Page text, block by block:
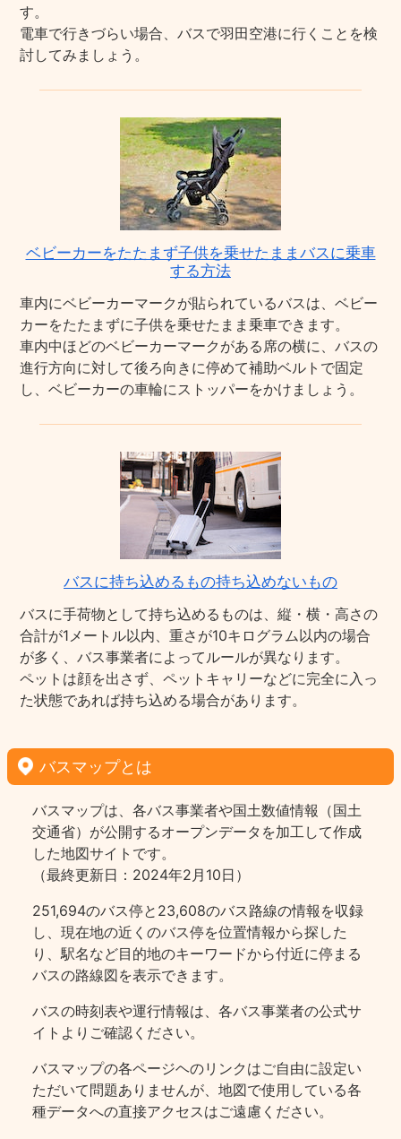
す。
電車で行きづらい場合、バスで羽田空港に行くことを検
討してみましょう。
ベビーカーをたたまず子供を乗せたままバスに乗車
する方法
車内にベビーカーマークが貼られているバスは、ベビー
カーをたたまずに子供を乗せたまま乗車できます。
車内中ほどのベビーカーマークがある席の横に、バスの
進行方向に対して後ろ向きに停めて補助ベルトで固定
し、ベビーカーの車輪にストッパーをかけましょう。
バスに持ち込めるもの持ち込めないもの
バスに手荷物として持ち込めるものは、縦・横・高さの
合計が1メートル以内、重さが10キログラム以内の場合
が多く、バス事業者によってルールが異なります。
ペットは顔を出さず、ペットキャリーなどに完全に入っ
た状態であれば持ち込める場合があります。
バスマップとは
バスマップは、各バス事業者や国土数値情報（国土
交通省）が公開するオープンデータを加工して作成
した地図サイトです。
（最終更新日：2024年2月10日）
251,694のバス停と23,608のバス路線の情報を収録
し、現在地の近くのバス停を位置情報から探した
り、駅名など目的地のキーワードから付近に停まる
バスの路線図を表示できます。
バスの時刻表や運行情報は、各バス事業者の公式サ
イトよりご確認ください。
バスマップの各ページヘのリンクはご自由に設定い
ただいて問題ありませんが、地図で使用している各
種データへの直接アクセスはご遠慮ください。